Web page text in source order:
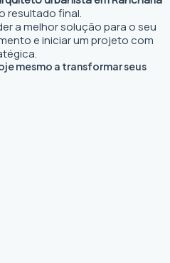
resultado final.
a melhor solução para o seu
e iniciar um projeto com
mesmo a transformar seus